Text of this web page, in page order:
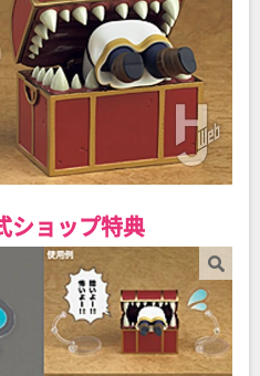
ショップ特典